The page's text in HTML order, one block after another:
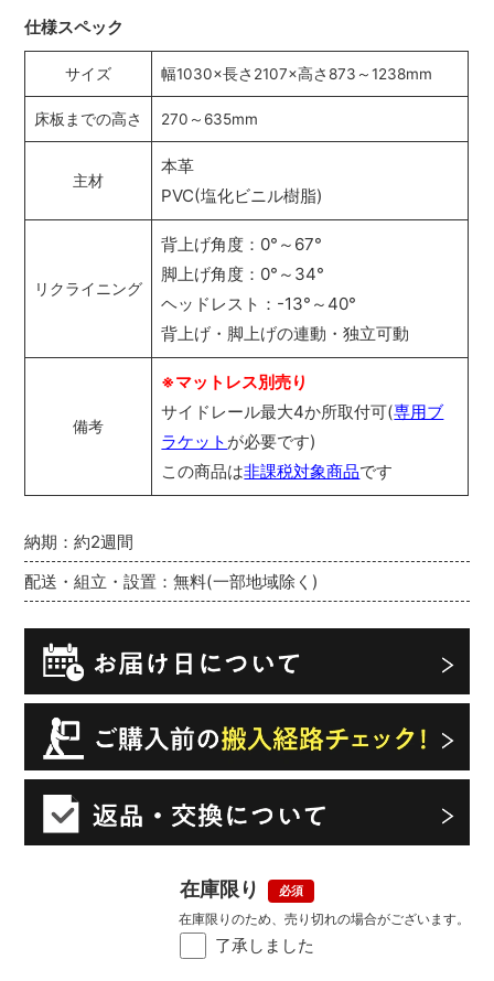
納期：約2週間
配送・組立・設置：無料(一部地域除く)
在庫限り
了承しました
在庫限りのため、売り切れの場合がございます。
仕様スペック
サイズ 幅1030×長さ2107×高さ873～1238mm
床板までの高さ 270～635mm
主材
本革
PVC(塩化ビニル樹脂)
リクライニング
背上げ角度：0°～67°
脚上げ角度：0°～34°
ヘッドレスト：-13°～40°
背上げ・脚上げの連動・独立可動
備考
※マットレス別売り
サイドレール最大4か所取付可(専用ブ
ラケット が必要です)
この商品は非課税対象商品です